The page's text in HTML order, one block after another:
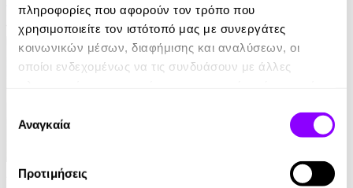
πληροφορίες που αφορούν τον τρόπο που
χρησιμοποιείτε τον ιστότοπό μας με συνεργάτες
κοινωνικών μέσων, διαφήμισης και αναλύσεων, οι
οποίοι ενδεχομένως να τις συνδυάσουν με άλλες
των υπηρεσιών τους.
συγκατάθεσης
Αναγκαία
Προτιμήσεις
16.90€
Audiobook • 1 Credit